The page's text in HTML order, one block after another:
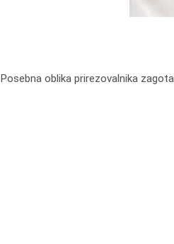
Posebna oblika prirezovalnika